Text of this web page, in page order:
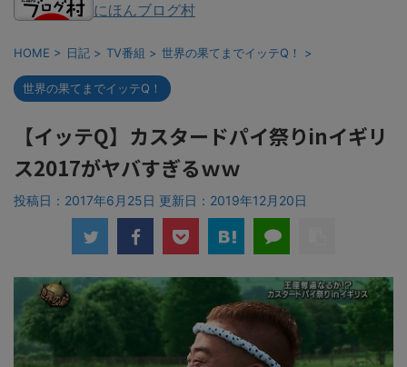
にほんブログ村
HOME > 日記 > TV番組 > 世界の果てまでイッテQ！ >
世界の果てまでイッテQ！
【イッテQ】カスタードパイ祭りinイギリ
ス2017がヤバすぎるｗｗ
投稿日：2017年6月25日 更新日： 2019年12月20日